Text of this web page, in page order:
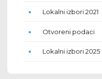
Lokalni izbori 2021
Otvoreni podaci
Lokalni izbori 2025